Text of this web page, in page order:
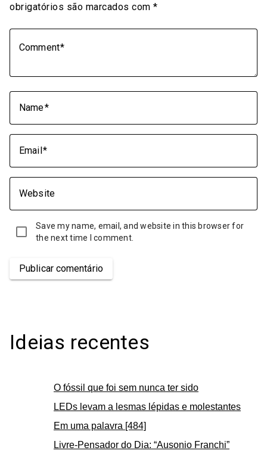
obrigatórios são marcados com *
Comment
Name
Email
Website
Save my name, email, and website in this browser for
the next time I comment.
Publicar comentário
Ideias recentes
O fóssil que foi sem nunca ter sido
LEDs levam a lesmas lépidas e molestantes
Em uma palavra [484]
Livre-Pensador do Dia: “Ausonio Franchi”